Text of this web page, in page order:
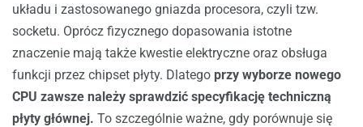
układu i zastosowanego gniazda procesora, czyli tzw.
socketu. Oprócz fizycznego dopasowania istotne
znaczenie mają także kwestie elektryczne oraz obsługa
funkcji przez chipset płyty. Dlatego przy wyborze nowego
CPU zawsze należy sprawdzić specyfikację techniczną
płyty głównej. To szczególnie ważne, gdy porównuje się